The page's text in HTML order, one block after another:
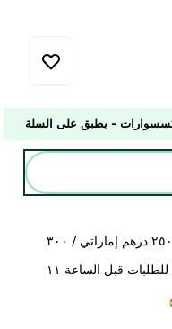
توصيل مجاني للطلبات التي تزيد عن ٢٥٠ درهم إماراتي / ٣٠٠
التوصيل في نفس اليوم متاح في دبي للطلبات قبل الساعة ١١